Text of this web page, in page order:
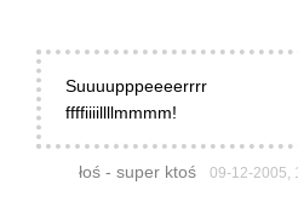
Suuuupppeeeerrrr
ffffiiiillllmmmm!
łoś - super ktoś 09-12-2005,